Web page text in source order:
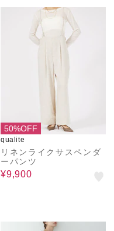
50%OFF
qualite
リネンライクサスペンダ
ーパンツ
¥9,900